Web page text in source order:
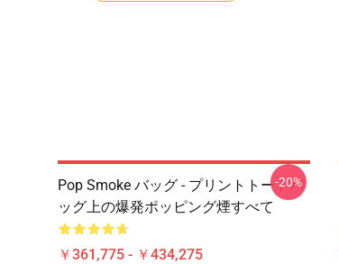
Pop Smoke バッグ - プリントトートバ
ッグ上の爆発ポッピング煙すべて
￥361,775 - ￥434,275
-20%